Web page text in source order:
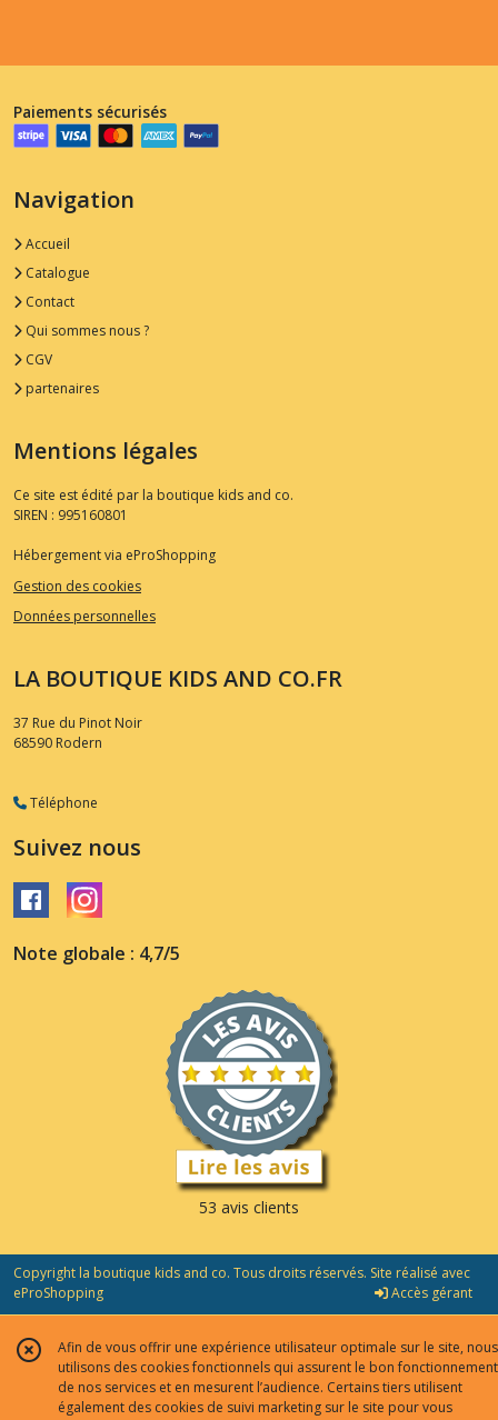
Paiements sécurisés
Navigation
Accueil
Catalogue
Contact
Qui sommes nous ?
CGV
partenaires
Mentions légales
Ce site est édité par la boutique kids and co.
SIREN : 995160801
Hébergement via eProShopping
Gestion des cookies
Données personnelles
LA BOUTIQUE KIDS AND CO.FR
37 Rue du Pinot Noir
68590 Rodern
Téléphone
Suivez nous
Note globale : 4,7/5
53 avis clients
Copyright la boutique kids and co. Tous droits réservés. Site réalisé avec
eProShopping
Accès gérant
Afin de vous offrir une expérience utilisateur optimale sur le site, nous
utilisons des cookies fonctionnels qui assurent le bon fonctionnement
de nos services et en mesurent l’audience. Certains tiers utilisent
également des cookies de suivi marketing sur le site pour vous